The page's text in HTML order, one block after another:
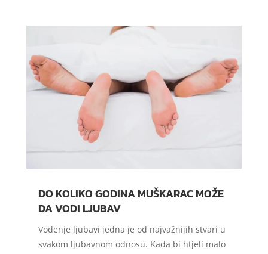
DO KOLIKO GODINA MUŠKARAC MOŽE
DA VODI LJUBAV
Vođenje ljubavi jedna je od najvažnijih stvari u
svakom ljubavnom odnosu. Kada bi htjeli malo